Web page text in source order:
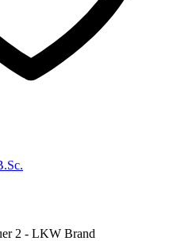
2 - LKW Brand